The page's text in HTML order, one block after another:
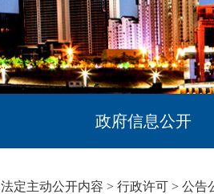
政府信息公开
法定主动公开内容 > 行政许可 > 公告